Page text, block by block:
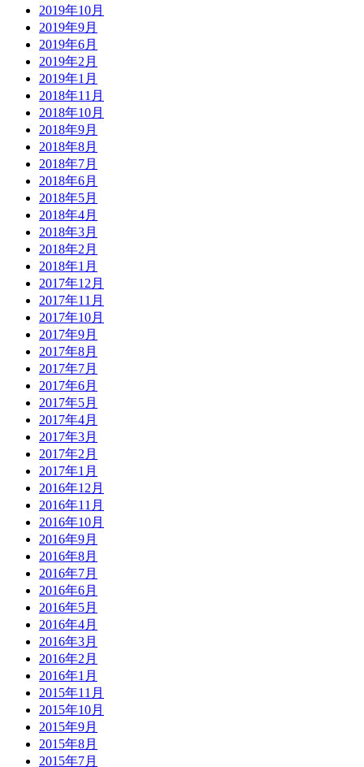
2019年10月
2019年9月
2019年6月
2019年2月
2019年1月
2018年11月
2018年10月
2018年9月
2018年8月
2018年7月
2018年6月
2018年5月
2018年4月
2018年3月
2018年2月
2018年1月
2017年12月
2017年11月
2017年10月
2017年9月
2017年8月
2017年7月
2017年6月
2017年5月
2017年4月
2017年3月
2017年2月
2017年1月
2016年12月
2016年11月
2016年10月
2016年9月
2016年8月
2016年7月
2016年6月
2016年5月
2016年4月
2016年3月
2016年2月
2016年1月
2015年11月
2015年10月
2015年9月
2015年8月
2015年7月